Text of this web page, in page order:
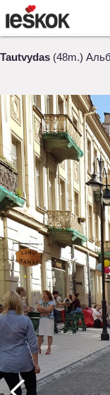
Tautvydas (48m.)